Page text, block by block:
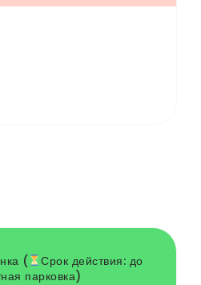
(
Срок действия: до
парковка)